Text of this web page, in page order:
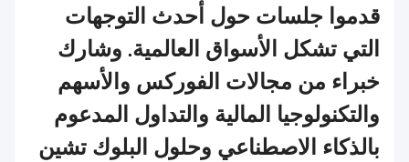
قدموا جلسات حول أحدث التوجهات
التي تشكل الأسواق العالمية. وشارك
خبراء من مجالات الفوركس والأسهم
والتكنولوجيا المالية والتداول المدعوم
بالذكاء الاصطناعي وحلول البلوك تشين